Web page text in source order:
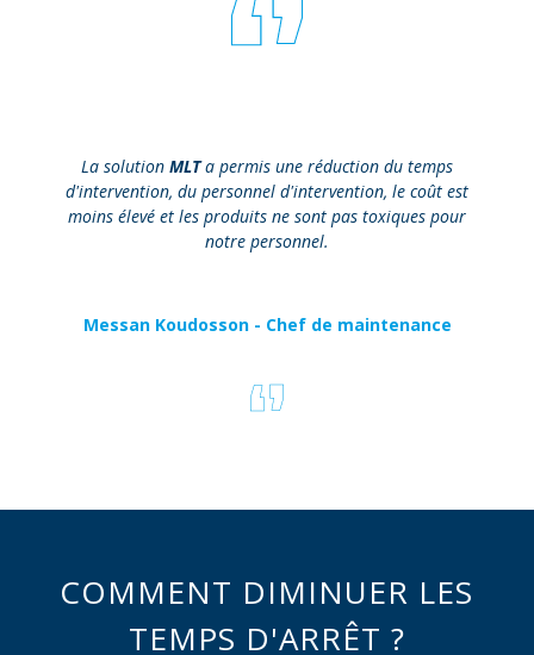
La solution MLTa permis une réduction du temps
d'intervention, du personnel d'intervention, le coût est
moins élevé et les produits ne sont pas toxiques pour
notre personnel.
Messan Koudosson - Chef de maintenance
COMMENT DIMINUER LES
TEMPS D'ARRÊT ?